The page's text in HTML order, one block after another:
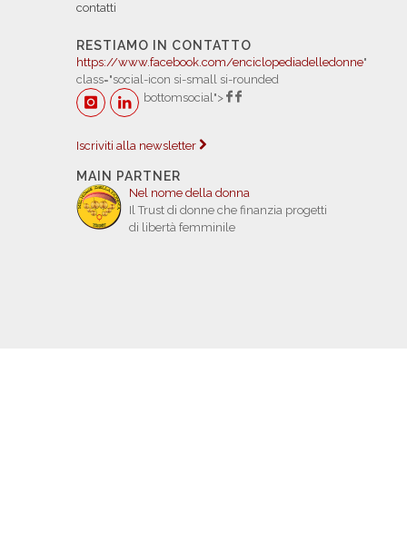
contatti
RESTIAMO IN CONTATTO
https://www.facebook.com/enciclopediadelledonne"
class="social-icon si-small si-rounded
bottomsocial">
Iscriviti alla newsletter
MAIN PARTNER
Nel nome della donna
Il Trust di donne che finanzia progetti
di libertà femminile